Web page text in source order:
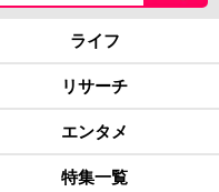
ライフ
リサーチ
エンタメ
特集一覧